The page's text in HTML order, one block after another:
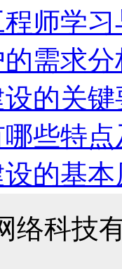
师学
需求
的关
些特
的基本
络科